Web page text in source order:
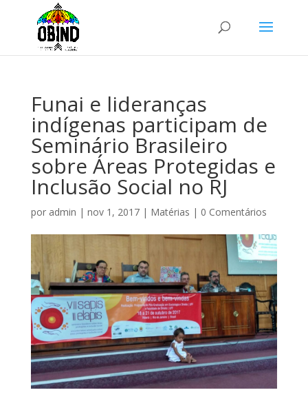
Funai e lideranças
indígenas participam de
Seminário Brasileiro
sobre Áreas Protegidas e
Inclusão Social no RJ
por admin | nov 1, 2017| Matérias | 0 Comentários